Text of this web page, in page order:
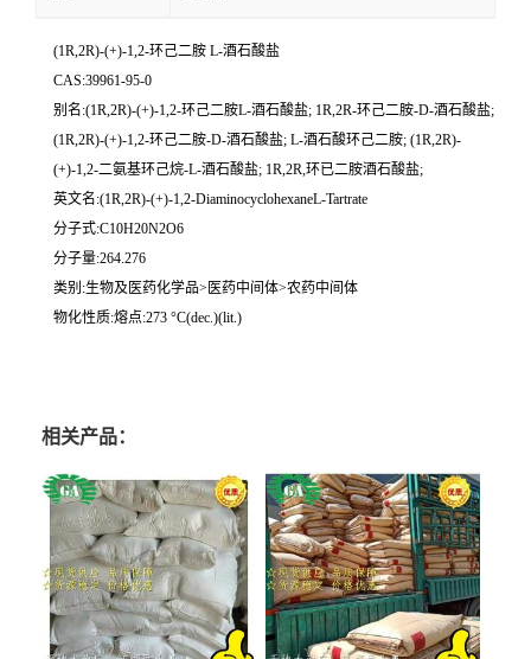
(1R,2R)-(+)-1,2-环己二胺 L-酒石酸盐
CAS:39961-95-0
别名:(1R,2R)-(+)-1,2-环己二胺L-酒石酸盐; 1R,2R-环己二胺-D-酒石酸盐;
(1R,2R)-(+)-1,2-环己二胺-D-酒石酸盐; L-酒石酸环己二胺; (1R,2R)-
(+)-1,2-二氨基环己烷-L-酒石酸盐; 1R,2R,环已二胺酒石酸盐;
英文名:(1R,2R)-(+)-1,2-DiaminocyclohexaneL-Tartrate
分子式:C10H20N2O6
分子量:264.276
类别:生物及医药化学品>医药中间体>农药中间体
物化性质:熔点:273 °C(dec.)(lit.)
相关产品：